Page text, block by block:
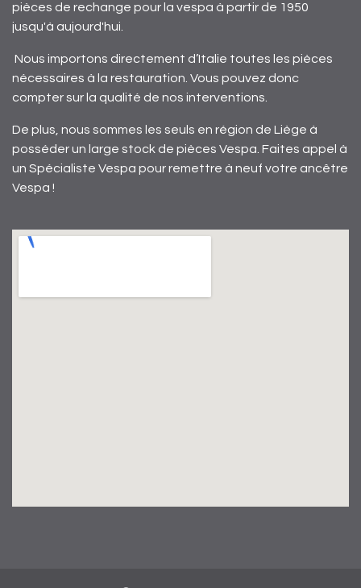
pièces de rechange pour la vespa à partir de 1950
jusqu'à aujourd'hui.
Nous importons directement d’Italie toutes les pièces
nécessaires à la restauration. Vous pouvez donc
compter sur la qualité de nos interventions.
De plus, nous sommes les seuls en région de Liège à
posséder un large stock de pièces Vespa. Faites appel à
un Spécialiste Vespa pour remettre à neuf votre ancêtre
Vespa !